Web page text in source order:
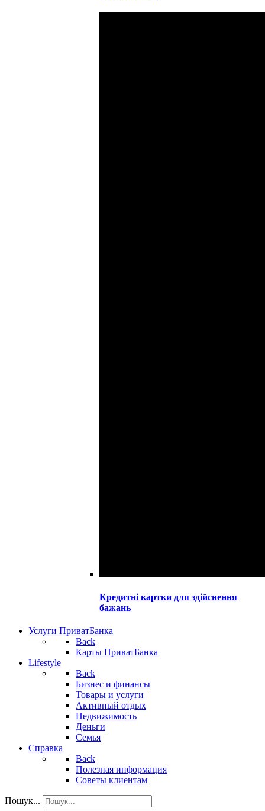
Кредитні картки для здійснення
бажань
Услуги ПриватБанка
Back
Карты ПриватБанка
Lifestyle
Back
Бизнес и финансы
Товары и услуги
Активный отдых
Недвижимость
Деньги
Семья
Справка
Back
Полезная информация
Советы клиентам
Пошук...